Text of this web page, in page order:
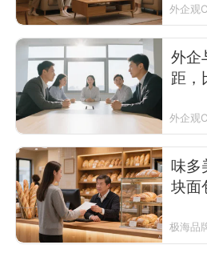
外企观
外企
距，
外企观
味多
块面
极海品